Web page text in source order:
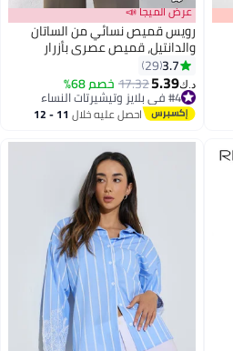
عرض الميجا 📣
رويس قميص نسائي من الساتان
والدانتيل، قميص عصري بأزرار
بياقة سبورت، أكمام طويلة، قميص
أنيق للارتداء في المكتب
والمناسبات المسائية والمناسبات
3.7
29
د.ك‏5.39
17.32خصم 68% #4 في بلايز وتيشيرتات النساء
أقل سعر في 7 يوم
#4 في بلايز وتيشيرتات النساء احصل عليه خلال 11 - 12